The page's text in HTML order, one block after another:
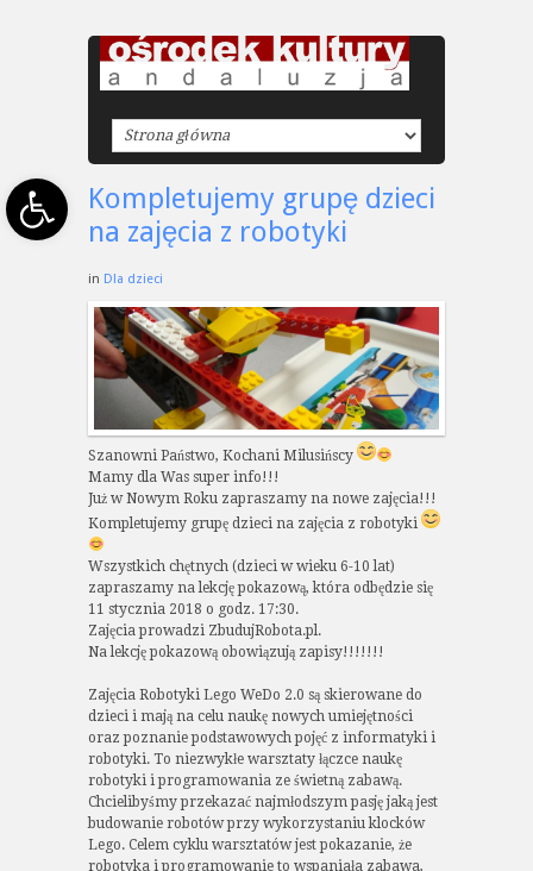
Open toolbarKompletujemy grupę dzieci
na zajęcia z robotyki
in Dla dzieci
Szanowni Państwo, Kochani Milusińscy
Mamy dla Was super info!!!
Już w Nowym Roku zapraszamy na nowe zajęcia!!!
Kompletujemy grupę dzieci na zajęcia z robotyki
Wszystkich chętnych (dzieci w wieku 6-10 lat)
zapraszamy na lekcję pokazową, która odbędzie się
11 stycznia 2018 o godz. 17:30.
Zajęcia prowadzi ZbudujRobota.pl.
Na lekcję pokazową obowiązują zapisy!!!!!!!
Zajęcia Robotyki Lego WeDo 2.0 są skierowane do
dzieci i mają na celu naukę nowych umiejętności
oraz poznanie podstawowych pojęć z informatyki i
robotyki. To niezwykłe warsztaty łączce naukę
robotyki i programowania ze świetną zabawą.
Chcielibyśmy przekazać najmłodszym pasję jaką jest
budowanie robotów przy wykorzystaniu klocków
Lego. Celem cyklu warsztatów jest pokazanie, że
robotyka i programowanie to wspaniała zabawa,